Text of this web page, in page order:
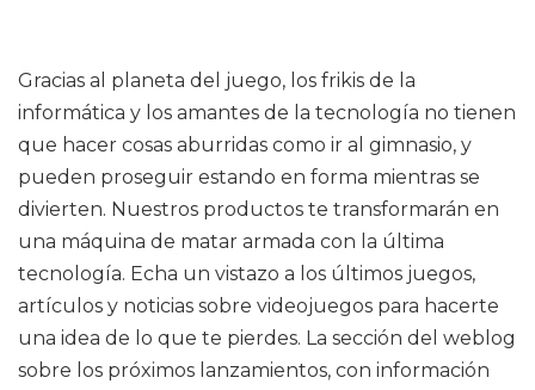
Gracias al planeta del juego, los frikis de la
informática y los amantes de la tecnología no tienen
que hacer cosas aburridas como ir al gimnasio, y
pueden proseguir estando en forma mientras se
divierten. Nuestros productos te transformarán en
una máquina de matar armada con la última
tecnología. Echa un vistazo a los últimos juegos,
artículos y noticias sobre videojuegos para hacerte
una idea de lo que te pierdes. La sección del weblog
sobre los próximos lanzamientos, con información